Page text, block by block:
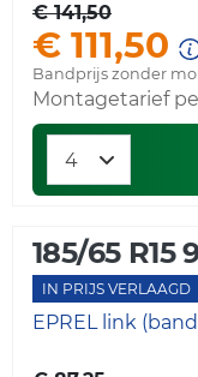
€ 141,50
€ 111,50
Bandprijs zonder
Montagetarief
185/65 R15
IN PRIJS VERLAAGD
EPREL link